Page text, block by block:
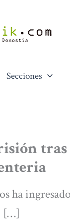
Secciones
ha
[…]